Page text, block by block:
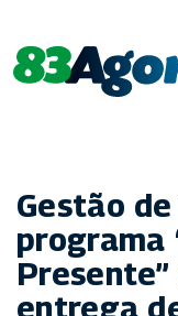
Gestão
programa
entrega